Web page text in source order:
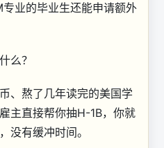
业的毕业生还能申请额外
么？
、熬了几年读完的美国学
主直接帮你抽H-1B，你就
没有缓冲时间。